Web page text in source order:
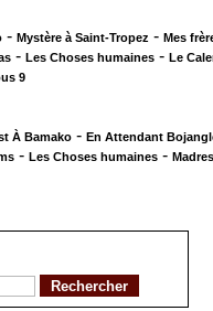
- Mystère à Saint-Tropez - Mes
- Les Choses humaines - Le
9
À Bamako - En Attendant
- Les Choses humaines -